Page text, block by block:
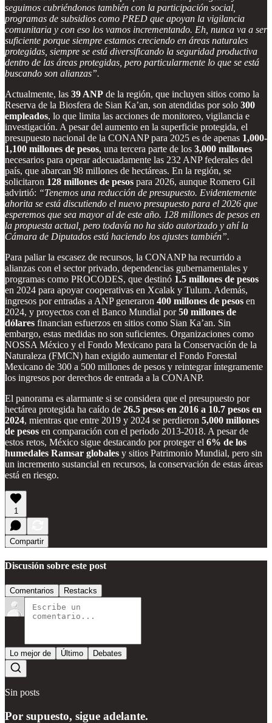
seguimos cubriéndonos también con la participación social,
programas de subsidios como PRED que apoyan la vigilancia
comunitaria y con eso los vamos incrementando. Eh, nunca va a ser
suficiente porque siempre estamos creciendo en áreas naturales
protegidas, siempre se está diversificando la seguridad productiva
dentro de las áreas protegidas, pero particularmente lo que se está
buscando son alianzas”.
Actualmente, las 39 ANP de la región, que incluyen sitios como la
Reserva de la Biosfera de Sian Ka’an, son atendidas por solo 300
empleados, lo que limita las acciones de monitoreo, vigilancia e
investigación. A pesar del aumento en la superficie protegida, el
presupuesto nacional de la CONANP para 2025 es de apenas 1,000-
1,100 millones de pesos, una tercera parte de los 3,000 millones
necesarios para operar adecuadamente las 232 ANP federales del
país, que abarcan 98 millones de hectáreas. En la región, se
solicitaron 128 millones de pesos para 2026, aunque Romero Gil
advirtió: “Tenemos una reducción de presupuesto. Evidentemente
ahorita se está discutiendo el nuevo presupuesto para el 2026 que
esperemos que sea mayor al de este año. 128 millones de pesos en
la propuesta actual, pero todavía no ha sido autorizado y ahí la
Cámara de Diputados está haciendo los ajustes también”.
Para paliar la escasez de recursos, la CONANP ha recurrido a
alianzas con el sector privado, dependencias gubernamentales y
programas como PROCODES, que destinó 1.5 millones de pesos
en 2024 para apoyar cooperativas en Xcalak y Tulum. Además,
ingresos por entradas a ANP generaron 400 millones de pesos en
2024, y proyectos con el Banco Mundial por50 millones de
dólares financian esfuerzos en sitios como Sian Ka’an. Sin
embargo, estas medidas no son suficientes. Organizaciones como
NOSSA México y el Fondo Mexicano para la Conservación de la
Naturaleza (FMCN) han exigido aumentar el Fondo Forestal
Mexicano de 300 a 500 millones de pesos y reintegrar íntegramente
los ingresos por derechos de entrada a la CONANP.
El panorama es alarmante si se considera que el presupuesto por
hectárea protegida ha caído de 26.5 pesos en 2016 a 10.7 pesos en
2024, mientras que entre 2019 y 2024 se perdieron 5,000 millones
de pesos en comparación con el periodo 2013-2018. A pesar de
estos retos, México sigue destacando por proteger el 6% de los
humedales Ramsar globales y sitios Patrimonio Mundial, pero sin
un incremento sustancial en recursos, la conservación de estas áreas
está en riesgo.
1
Compartir
Discusión sobre este post
Comentarios Restacks
Lo mejor de Último Debates
Sin posts
Por supuesto, sigue adelante.